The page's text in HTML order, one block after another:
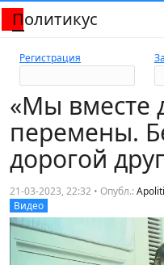
Политикус
Регистрация
«Мы вместе
перемены.
дорогой
21-03-2023, 22:32 • Опубл.:
Видео